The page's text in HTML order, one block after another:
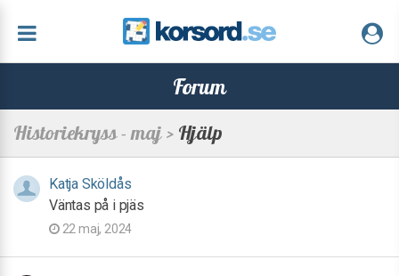
Forum
Historiekryss - maj >Hjälp
Katja Sköldås
Väntas på i pjäs
22 maj, 2024